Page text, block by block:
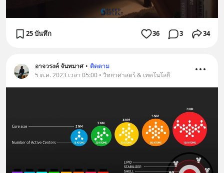
25 บันทึก 36 3 34
อาจวรงค์ จันทมาศ • ติดตาม
5 ต.ค. 2023 เวลา 05:00 • วิทยาศาสตร์ & เทคโนโลยี